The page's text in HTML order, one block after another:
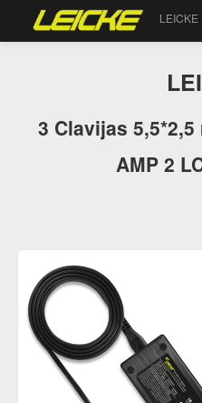
LEICKE
3 Clavijas
AMP 2